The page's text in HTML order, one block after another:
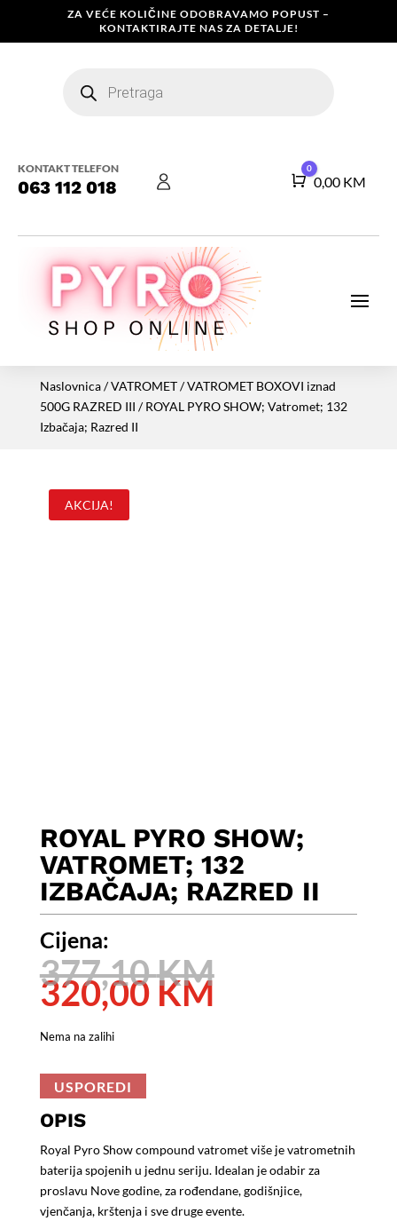
ZA VEĆE KOLIČINE ODOBRAVAMO POPUST –
KONTAKTIRAJTE NAS ZA DETALJE!
search
KONTAKT TELEFON
063 112 018 Košarica
0
0,00 KM
Naslovnica/VATROMET/VATROMET BOXOVI iznad
500G RAZRED III / ROYAL PYRO SHOW; Vatromet; 132
Izbačaja; Razred II
AKCIJA!
ROYAL PYRO SHOW;
VATROMET; 132
IZBAČAJA; RAZRED II
Cijena:
377,10KMIzvorna
cijena
320,00 KMTrenutna
Nema na zalihi
USPOREDI
OPIS
Royal Pyro Show compound vatromet više je vatrometnih
baterija spojenih u jednu seriju. Idealan je odabir za
proslavu Nove godine, za rođendane, godišnjice,
vjenčanja, krštenja i sve druge evente.